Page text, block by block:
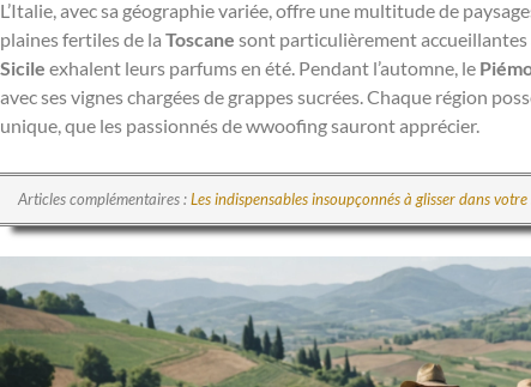
L’Italie, avec sa géographie variée, offre une multitude de
plaines fertiles de la Toscane sont particulièrement accueillantes
Sicile exhalent leurs parfums en été. Pendant l’automne, le
avec ses vignes chargées de grappes sucrées. Chaque région
unique, que les passionnés de wwoofing sauront apprécier.
Articles complémentaires :Les indispensables insoupçonnés à glisser dans